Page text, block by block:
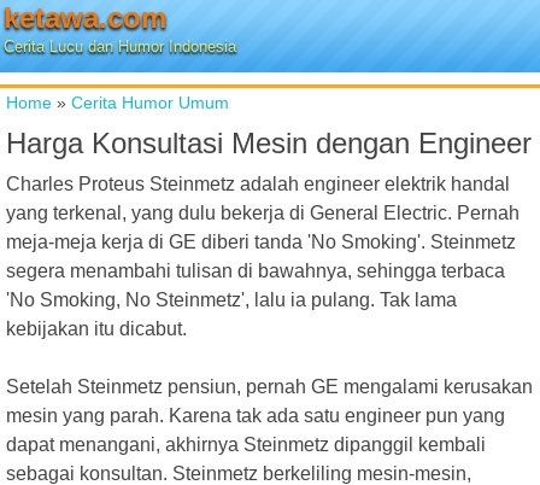
ketawa.com
Cerita Lucu dan Humor Indonesia
Home » Cerita Humor Umum
Harga Konsultasi Mesin dengan Engineer
Charles Proteus Steinmetz adalah engineer elektrik handal
yang terkenal, yang dulu bekerja di General Electric. Pernah
meja-meja kerja di GE diberi tanda 'No Smoking'. Steinmetz
segera menambahi tulisan di bawahnya, sehingga terbaca
'No Smoking, No Steinmetz', lalu ia pulang. Tak lama
kebijakan itu dicabut.
Setelah Steinmetz pensiun, pernah GE mengalami kerusakan
mesin yang parah. Karena tak ada satu engineer pun yang
dapat menangani, akhirnya Steinmetz dipanggil kembali
sebagai konsultan. Steinmetz berkeliling mesin-mesin,